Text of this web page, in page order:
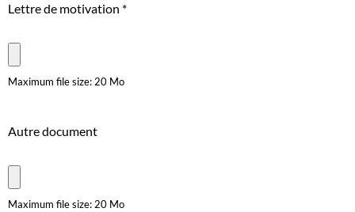
Lettre de motivation *
Maximum file size: 20 Mo
Autre document
Maximum file size: 20 Mo